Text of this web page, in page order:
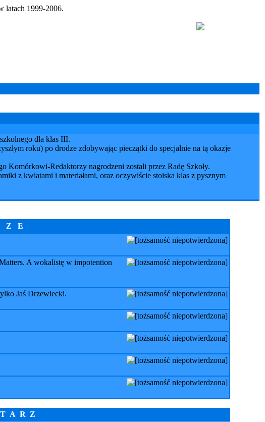
latach 1999-2006.
dla klas III.
roku) po drodze zdobywając pieczątki do specjalnie na tą okazje
Komórkowi-Redaktorzy nagrodzeni zostali przez Radę Szkoły.
z kwiatami i materiałami, oraz oczywiście stoiska klas z pysznym
Z E
A wokalistę w impotention
Jaś Drzewiecki.
A R Z